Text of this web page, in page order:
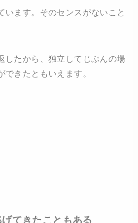
います。そのセンスがないこと
したから、独立してじぶんの場
できたともいえます。
てきたこともある